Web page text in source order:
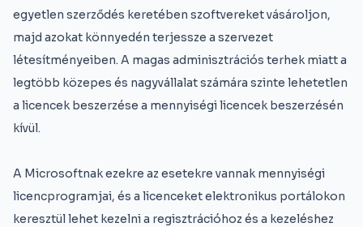
egyetlen szerződés keretében szoftvereket vásároljon,
majd azokat könnyedén terjessze a szervezet
létesítményeiben. A magas adminisztrációs terhek miatt a
legtöbb közepes és nagyvállalat számára szinte lehetetlen
a licencek beszerzése a mennyiségi licencek beszerzésén
kívül.
A Microsoftnak ezekre az esetekre vannak mennyiségi
licencprogramjai, és a licenceket elektronikus portálokon
keresztül lehet kezelni a regisztrációhoz és a kezeléshez